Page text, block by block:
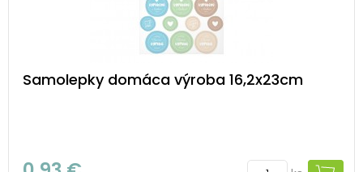
Samolepky domáca výroba 16,2x23cm